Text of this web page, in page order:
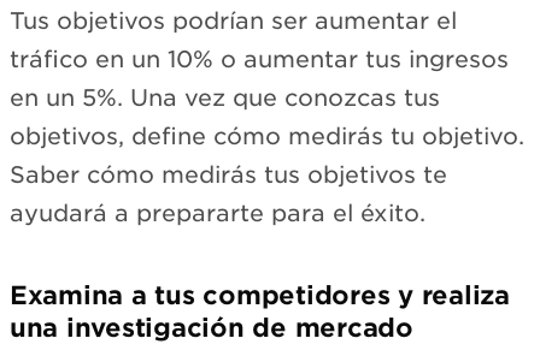
Tus objetivos podrían ser aumentar el
tráfico en un 10% o aumentar tus ingresos
en un 5%. Una vez que conozcas tus
objetivos, define cómo medirás tu objetivo.
Saber cómo medirás tus objetivos te
ayudará a prepararte para el éxito.
Examina a tus competidores y realiza
una investigación de mercado